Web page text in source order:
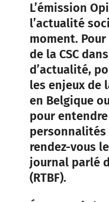
L’émission
l’actualité
moment.
de la CSC
d’actualité,
les enjeux de
en Belgique
pour
personnalités
rendez-vous
journal parlé
(RTBF).